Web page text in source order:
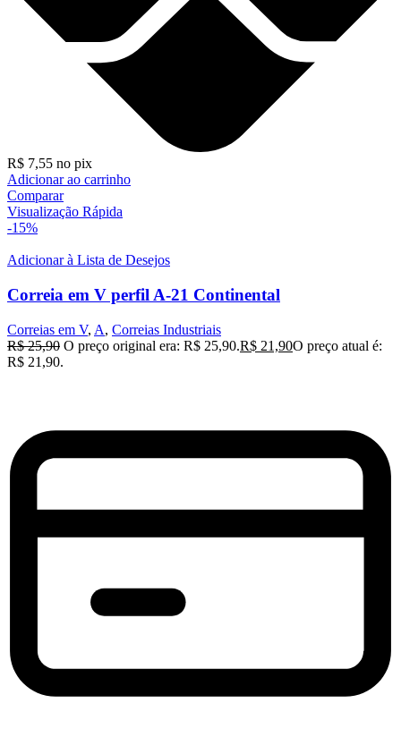
R$ 7,55 no pix
Adicionar ao carrinho
Comparar
Visualização Rápida
-15%
Adicionar à Lista de Desejos
Correia em V perfil A-21 Continental
Correias em V, A, Correias Industriais
R$25,90 O preço original era: R$ 25,90.R$ 21,90O preço atual é:
R$ 21,90.